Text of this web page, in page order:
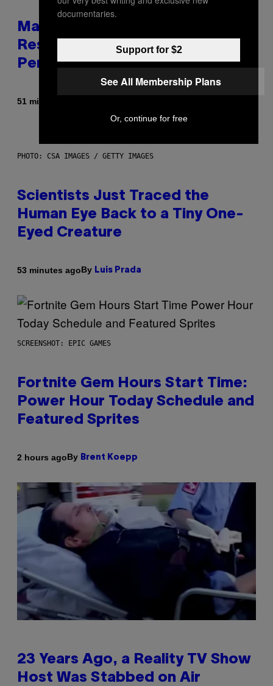
Marvel Tokon Developer
Responds to Major PC
Performance Issues
51 minutes ago
PHOTO: CSA IMAGES / GETTY IMAGES
Scientists Just Traced the
Human Eye Back to a Tiny One-
Eyed Creature
53 minutes agoBy Luis Prada
SCREENSHOT: EPIC GAMES
Fortnite Gem Hours Start Time:
Power Hour Today Schedule and
Featured Sprites
2 hours agoBy Brent Koepp
23 Years Ago, a Reality TV Show
Host Was Stabbed on Air
documentaries.
Support for $2
See All Membership Plans
Or, continue for free